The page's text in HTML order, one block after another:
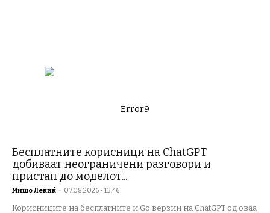
Error9
Бесплатните корисници на ChatGPT
добиваат неограничени разговори и
пристап до моделот...
Мишо Лекиќ - 07.08.2026 - 13:46
Корисниците на бесплатните и Go верзии на ChatGPT од оваа